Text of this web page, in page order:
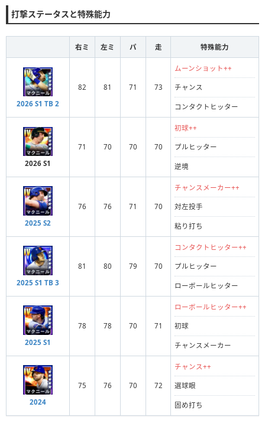
打撃ステータスと特殊能力
右ミ 左ミ パ 走 特殊能力
2026 S1 TB 2
82 81 71 73
ムーンショット++
チャンス
コンタクトヒッター
2026 S1
71 70 70 70
初球++
プルヒッター
逆境
2025 S2
76 76 71 70
チャンスメーカー++
対左投手
粘り打ち
2025 S1 TB 3
81 80 79 70
コンタクトヒッター++
プルヒッター
ローボールヒッター
2025 S1
78 78 70 71
ローボールヒッター++
初球
チャンスメーカー
2024
75 76 70 72
チャンス++
選球眼
固め打ち